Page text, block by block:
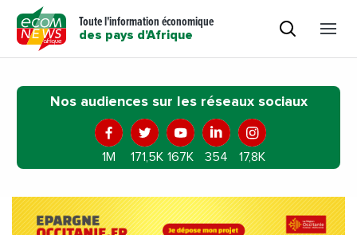
Toute l'information économique
des pays d'Afrique
Nos audiences sur les réseaux sociaux
1M 171,5K 167K 354 17,8K